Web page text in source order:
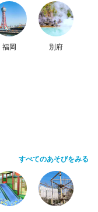
福岡 別府
すべてのあそびをみる